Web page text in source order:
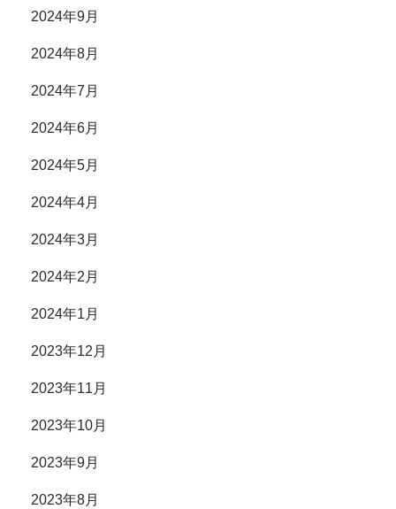
2024年9月
2024年8月
2024年7月
2024年6月
2024年5月
2024年4月
2024年3月
2024年2月
2024年1月
2023年12月
2023年11月
2023年10月
2023年9月
2023年8月